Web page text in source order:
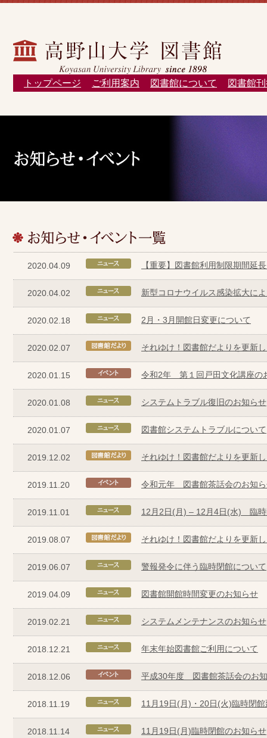
トップページ ご利用案内 図書館について 図書館
2020.04.09 【重要】図書館利用制限期間延
2020.04.02 新型コロナウイルス感染拡大に
2020.02.18 2月・3月開館日変更について
2020.02.07 それゆけ！図書館だよりを更新
2020.01.15 令和2年 第１回戸田文化講座の
2020.01.08 システムトラブル復旧のお知らせ
2020.01.07 図書館システムトラブルについて
2019.12.02 それゆけ！図書館だよりを更新
2019.11.20 令和元年 図書館茶話会のお知
2019.11.01 12月2日(月) – 12月4日(水) 臨時
2019.08.07 それゆけ！図書館だよりを更新
2019.06.07 警報発令に伴う臨時閉館について
2019.04.09 図書館開館時間変更のお知らせ
2019.02.21 システムメンテナンスのお知らせ
2018.12.21 年末年始図書館ご利用について
2018.12.06 平成30年度 図書館茶話会のお
2018.11.19 11月19日(月)・20日(火)臨時閉
2018.11.14 11月19日(月)臨時閉館のお知らせ